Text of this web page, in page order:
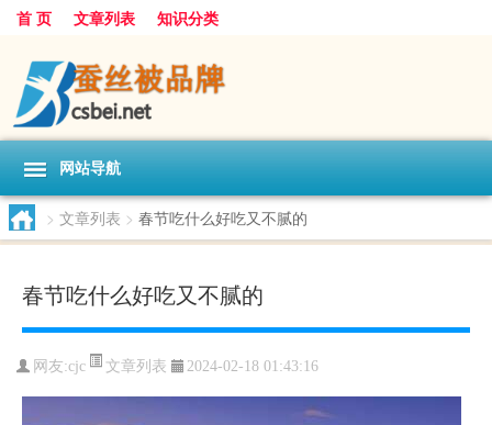
首 页 文章列表 知识分类
网站导航
> 文章列表 > 春节吃什么好吃又不腻的
春节吃什么好吃又不腻的
网友:cjc 文章列表 2024-02-18 01:43:16